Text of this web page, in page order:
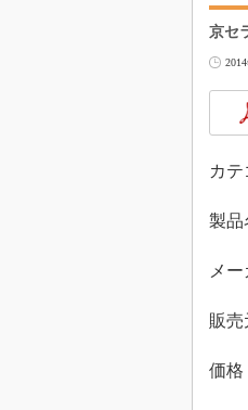
京セ
カ
製品
メ
販売
価格